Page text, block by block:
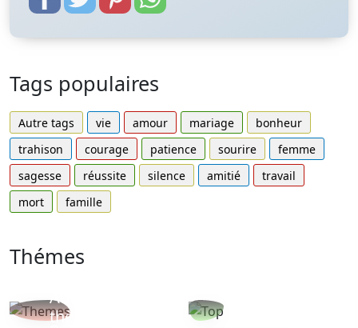
Tags populaires
Autre tags vie amour mariage
bonheur
trahison
courage patience sourire
femme
sagesse
réussite silence amitié
travail
mort
famille
Thémes
Autres
thèmes